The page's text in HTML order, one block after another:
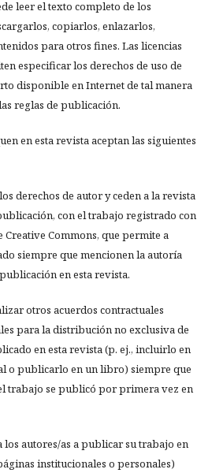
leer el texto completo de los
copiarlos, enlazarlos,
para otros fines. Las licencias
especificar los derechos de uso de
disponible en Internet de tal manera
reglas de publicación.
en esta revista aceptan las siguientes
derechos de autor y ceden a la revista
con el trabajo registrado con
Commons, que permite a
siempre que mencionen la autoría
en esta revista.
otros acuerdos contractuales
para la distribución no exclusiva de
en esta revista (p. ej., incluirlo en
o publicarlo en un libro) siempre que
trabajo se publicó por primera vez en
los autores/as a publicar su trabajo en
institucionales o personales)